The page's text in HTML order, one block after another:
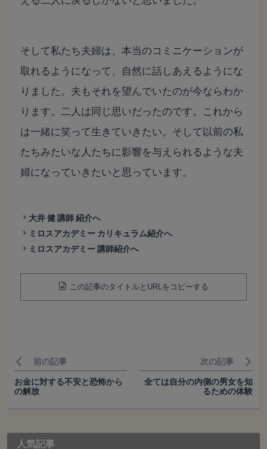
そして私たち夫婦は、本当のコミニケーションが
取れるようになって、自然に話しあえるようにな
りました。夫もそれを望んでいたのが今ならわか
ります。二人は同じ思いだったのです。これから
は一緒に笑って生きていきたい。そして以前の私
たちみたいな人たちに影響を与えられるような夫
婦になっていきたいと思っています。
大井 健 講師 紹介へ
ミロスアカデミー カリキュラム紹介へ
ミロスアカデミー 講師紹介へ
この記事のタイトルとURLをコピーする
前の記事
お金に対する不安と恐怖から
の解放
次の記事
全ては自分の内側の男女を知
るための体験
人気記事